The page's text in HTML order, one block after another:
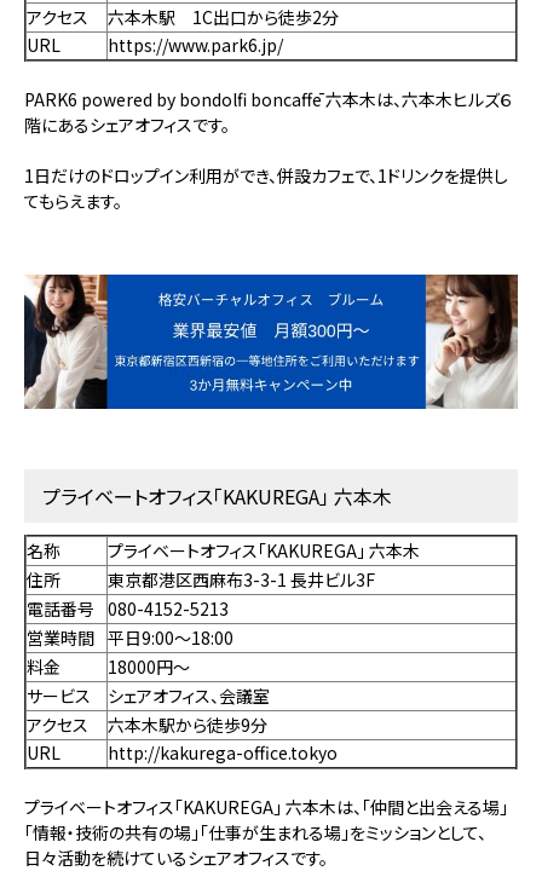
アクセス
六本木駅 1C出口から徒歩2分
URL
https://www.park6.jp/
PARK6 powered by bondolfi boncaffē 六本木は、六本木ヒルズ６
階にあるシェアオフィスです。
1日だけのドロップイン利用ができ、併設カフェで、1ドリンクを提供し
てもらえます。
プライベートオフィス「KAKUREGA」 六本木
名称
プライベートオフィス「KAKUREGA」 六本木
住所
東京都港区西麻布3-3-1 長井ビル3F
電話番号 080-4152-5213
営業時間 平日9:00～18:00
料金
18000円～
サービス
シェアオフィス、会議室
アクセス
六本木駅から徒歩9分
URL
http://kakurega-office.tokyo
プライベートオフィス「KAKUREGA」 六本木は、「仲間と出会える場」
「情報・技術の共有の場」「仕事が生まれる場」をミッションとして、
日々活動を続けているシェアオフィスです。